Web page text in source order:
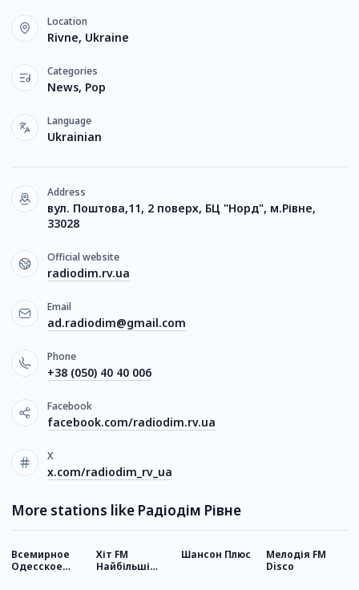
Location
Rivne, Ukraine
Categories
News, Pop
Language
Ukrainian
Address
вул. Поштова,11, 2 поверх, БЦ "Норд", м.Рівне,
33028
Official website
radiodim.rv.ua
Email
ad.radiodim@gmail.com
Phone
+38 (050) 40 40 006
Facebook
facebook.com/radiodim.rv.ua
X
x.com/radiodim_rv_ua
More stations like Радіодім Рівне
Всемирное
Одесское
Хіт FM
Найбільші
Шансон Плюс
Мелодія FM
Disco